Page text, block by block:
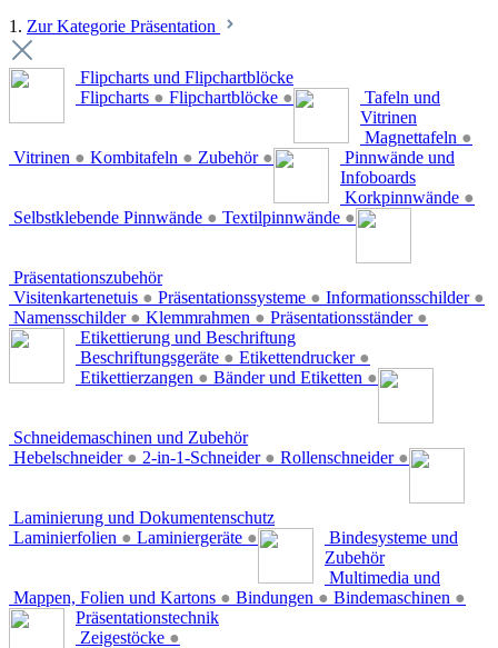
1. Zur Kategorie Präsentation
Flipcharts und Flipchartblöcke
Flipcharts ● Flipchartblöcke ●
Tafeln und
Vitrinen
Magnettafeln ●
Vitrinen ● Kombitafeln ● Zubehör ●
Pinnwände und
Infoboards
Korkpinnwände ●
Selbstklebende Pinnwände ● Textilpinnwände ●
Präsentationszubehör
Visitenkartenetuis ● Präsentationssysteme ● Informationsschilder ●
Namensschilder ● Klemmrahmen ● Präsentationsständer ●
Etikettierung und Beschriftung
Beschriftungsgeräte ● Etikettendrucker ●
Etikettierzangen ● Bänder und Etiketten ●
Schneidemaschinen und Zubehör
Hebelschneider ● 2-in-1-Schneider ● Rollenschneider ●
Laminierung und Dokumentenschutz
Laminierfolien ● Laminiergeräte ●
Bindesysteme und
Zubehör
Mappen, Folien und Kartons ● Bindungen ● Bindemaschinen ●
Multimedia und
Präsentationstechnik
Zeigestöcke ●